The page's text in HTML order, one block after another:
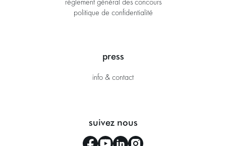
règlement général des concours
politique de confidentialité
press
info & contact
suivez nous